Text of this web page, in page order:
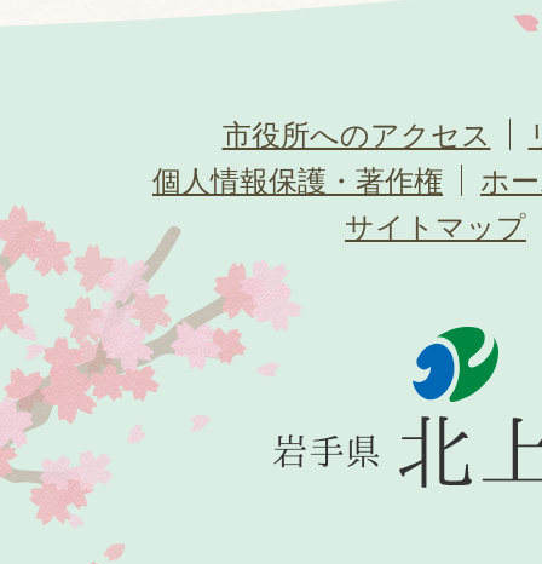
市役所へのアクセス
個人情報保護・著作権
ホ
サイトマップ